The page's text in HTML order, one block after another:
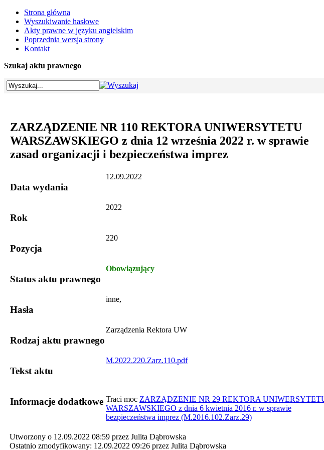
Strona główna
Wyszukiwanie hasłowe
Akty prawne w języku angielskim
Poprzednia wersja strony
Kontakt
Szukaj aktu prawnego
ZARZĄDZENIE NR 110 REKTORA UNIWERSYTETU
WARSZAWSKIEGO z dnia 12 września 2022 r. w sprawie
zasad organizacji i bezpieczeństwa imprez
Data wydania
12.09.2022
Rok
2022
Pozycja
220
Status aktu prawnego
Obowiązujący
Hasła
inne,
Rodzaj aktu prawnego
Zarządzenia Rektora UW
Tekst aktu
M.2022.220.Zarz.110.pdf
Informacje dodatkowe ​Traci moc ZARZĄDZENIE NR 29 REKTORA
WARSZAWSKIEGO z dnia 6 kwietnia 2016 r. w sprawie
bezpieczeństwa imprez​ (M.2016.102.Zarz.29)​
Utworzony o 12.09.2022 08:59 przez Julita Dąbrowska
Ostatnio zmodyfikowany: 12.09.2022 09:26 przez Julita Dąbrowska